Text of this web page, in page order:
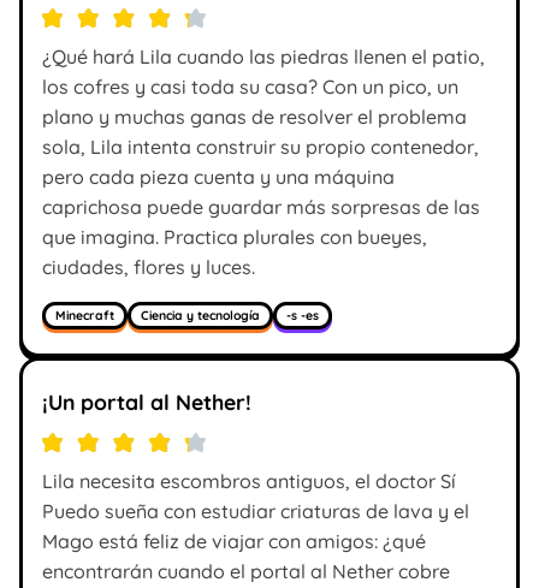
¿Qué hará Lila cuando las piedras llenen el patio,
los cofres y casi toda su casa? Con un pico, un
plano y muchas ganas de resolver el problema
sola, Lila intenta construir su propio contenedor,
pero cada pieza cuenta y una máquina
caprichosa puede guardar más sorpresas de las
que imagina. Practica plurales con bueyes,
ciudades, flores y luces.
Minecraft Ciencia y tecnología -s -es
¡Un portal al Nether!
Lila necesita escombros antiguos, el doctor Sí
Puedo sueña con estudiar criaturas de lava y el
Mago está feliz de viajar con amigos: ¿qué
encontrarán cuando el portal al Nether cobre